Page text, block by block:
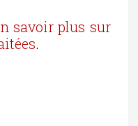
savoir plus sur
.